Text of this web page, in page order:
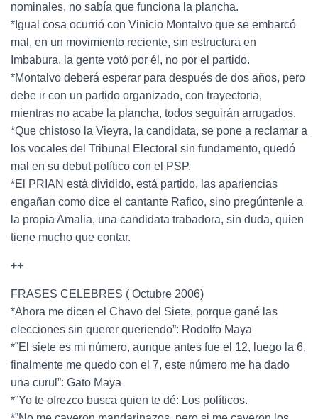
nominales, no sabía que funciona la plancha.
*Igual cosa ocurrió con Vinicio Montalvo que se embarcó
mal, en un movimiento reciente, sin estructura en
Imbabura, la gente votó por él, no por el partido.
*Montalvo deberá esperar para después de dos años, pero
debe ir con un partido organizado, con trayectoria,
mientras no acabe la plancha, todos seguirán arrugados.
*Que chistoso la Vieyra, la candidata, se pone a reclamar a
los vocales del Tribunal Electoral sin fundamento, quedó
mal en su debut político con el PSP.
*El PRIAN está dividido, está partido, las apariencias
engañan como dice el cantante Rafico, sino pregúntenle a
la propia Amalia, una candidata trabadora, sin duda, quien
tiene mucho que contar.
++
FRASES CELEBRES ( Octubre 2006)
*Ahora me dicen el Chavo del Siete, porque gané las
elecciones sin querer queriendo”: Rodolfo Maya
*”El siete es mi número, aunque antes fue el 12, luego la 6,
finalmente me quedo con el 7, este número me ha dado
una curul”: Gato Maya
*”Yo te ofrezco busca quien te dé: Los políticos.